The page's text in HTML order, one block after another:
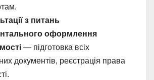
з питань
оформлення
— підготовка всіх
документів, реєстрація права